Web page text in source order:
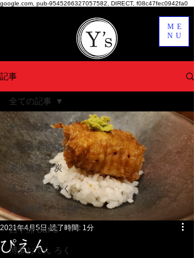
google.com, pub-9545266327057582, DIRECT, f08c47fec0942fa0
ME
NU
記事
全ての記事
すし処 西の隠れ
炭火焼鳥 十炭
天ぷら割烹 ろく
上人橋通り 十時家
西中洲 Bar S
博多おでん ろく
全ての記事
ぴえん
2021年4月5日 読了時間: 1分